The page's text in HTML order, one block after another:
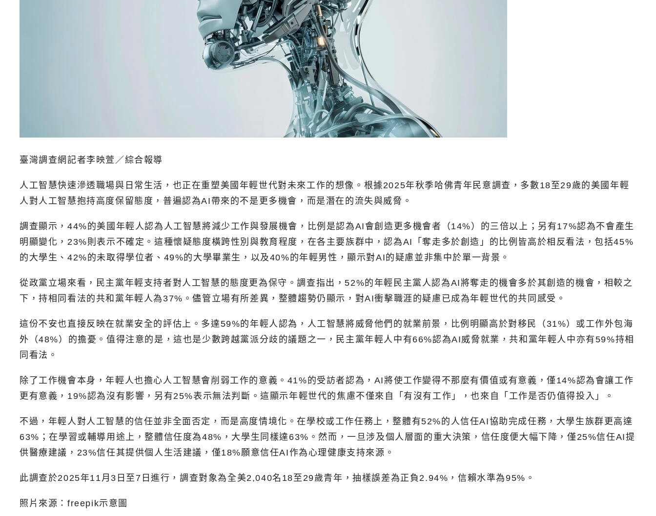
臺灣調查網記者李映萱／綜合報導
人工智慧快速滲透職場與日常生活，也正在重塑美國年輕世代對未來工作的想像。根據2025年秋季哈佛青年民意調查，多數18至29歲的美國年輕
人對人工智慧抱持高度保留態度，普遍認為AI帶來的不是更多機會，而是潛在的流失與威脅。
調查顯示，44%的美國年輕人認為人工智慧將減少工作與發展機會，比例是認為AI會創造更多機會者（14%）的三倍以上；另有17%認為不會產生
明顯變化，23%則表示不確定。這種懷疑態度橫跨性別與教育程度，在各主要族群中，認為AI「奪走多於創造」的比例皆高於相反看法，包括45%
的大學生、42%的未取得學位者、49%的大學畢業生，以及40%的年輕男性，顯示對AI的疑慮並非集中於單一背景。
從政黨立場來看，民主黨年輕支持者對人工智慧的態度更為保守。調查指出，52%的年輕民主黨人認為AI將奪走的機會多於其創造的機會，相較之
下，持相同看法的共和黨年輕人為37%。儘管立場有所差異，整體趨勢仍顯示，對AI衝擊職涯的疑慮已成為年輕世代的共同感受。
這份不安也直接反映在就業安全的評估上。多達59%的年輕人認為，人工智慧將威脅他們的就業前景，比例明顯高於對移民（31%）或工作外包海
外（48%）的擔憂。值得注意的是，這也是少數跨越黨派分歧的議題之一，民主黨年輕人中有66%認為AI威脅就業，共和黨年輕人中亦有59%持相
同看法。
除了工作機會本身，年輕人也擔心人工智慧會削弱工作的意義。41%的受訪者認為，AI將使工作變得不那麼有價值或有意義，僅14%認為會讓工作
更有意義，19%認為沒有影響，另有25%表示無法判斷。這顯示年輕世代的焦慮不僅來自「有沒有工作」，也來自「工作是否仍值得投入」。
不過，年輕人對人工智慧的信任並非全面否定，而是高度情境化。在學校或工作任務上，整體有52%的人信任AI協助完成任務，大學生族群更高達
63%；在學習或輔導用途上，整體信任度為48%，大學生同樣達63%。然而，一旦涉及個人層面的重大決策，信任度便大幅下降，僅25%信任AI提
供醫療建議，23%信任其提供個人生活建議，僅18%願意信任AI作為心理健康支持來源。
此調查於2025年11月3日至7日進行，調查對象為全美2,040名18至29歲青年，抽樣誤差為正負2.94%，信賴水準為95%。
照片來源：freepik示意圖